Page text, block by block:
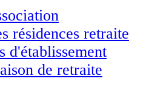
résidences retraite
d'établissement
de retraite